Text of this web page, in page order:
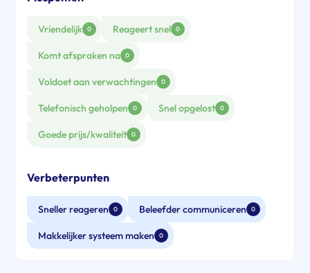
Vriendelijk 0 Reageert snel 0
Komt afspraken na 0
Voldoet aan verwachtingen 0
Telefonisch geholpen 0 Snel opgelost 0
Goede prijs/kwaliteit 0
Verbeterpunten
Sneller reageren 0 Beleefder communiceren 0
Makkelijker systeem maken 0